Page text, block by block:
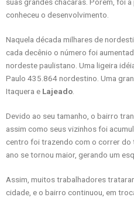
conheceu o desenvolvimento.
Naquela década milhares de
cada decênio o número foi
nordeste paulistano. Uma ligeira
Paulo 435.864 nordestino. Uma
Itaquera e Lajeado
Devido ao seu tamanho, o bairro
assim como seus vizinhos foi
centro foi trazendo com o correr do
ano se tornou maior, gerando um
Assim, muitos trabalhadores
cidade, e o bairro continuou, em